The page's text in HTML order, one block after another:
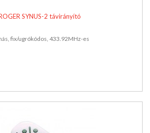
SYNUS-2 távirányító
fix/ugrókódos, 433.92MHz-es